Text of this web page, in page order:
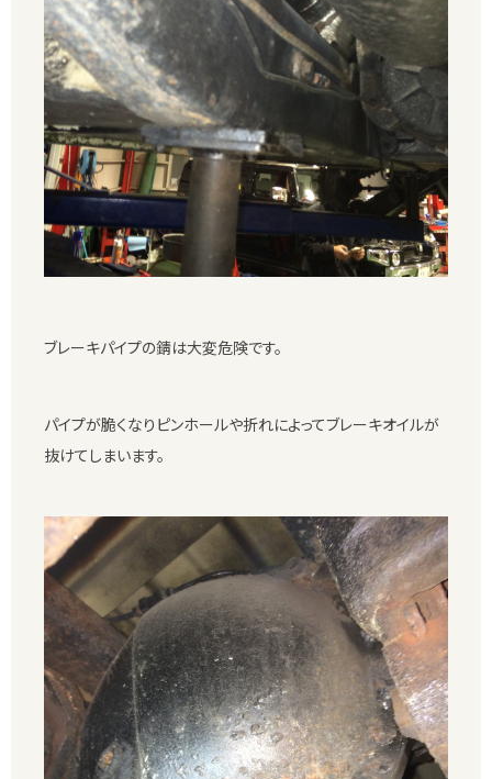
ブレーキパイプの錆は大変危険です。
パイプが脆くなりピンホールや折れによってブレーキオイルが
抜けてしまいます。